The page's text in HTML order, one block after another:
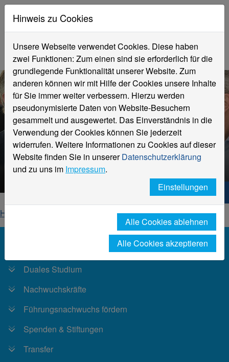
Hochschule Niederrhein
Partner der Wirtschaft
Hochschule Niederrhein. Dein Weg.
Home
Angebote für Unternehmen
Deutschlandstipendium
Duales Studium
Nachwuchskräfte
Führungsnachwuchs fördern
Spenden & Stiftungen
Transfer
Hinweis zu Cookies
Unsere Webseite verwendet Cookies. Diese haben
zwei Funktionen: Zum einen sind sie erforderlich für die
grundlegende Funktionalität unserer Website. Zum
anderen können wir mit Hilfe der Cookies unsere Inhalte
für Sie immer weiter verbessern. Hierzu werden
pseudonymisierte Daten von Website-Besuchern
gesammelt und ausgewertet. Das Einverständnis in die
Verwendung der Cookies können Sie jederzeit
widerrufen. Weitere Informationen zu Cookies auf dieser
Website finden Sie in unsererDatenschutzerklärung
und zu uns im Impressum.
Einstellungen
Alle Cookies ablehnen
Alle Cookies akzeptieren